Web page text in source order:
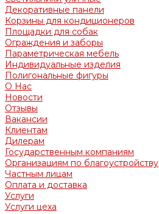
Декоративные панели
Корзины для кондиционеров
Площадки для собак
Ограждения и заборы
Параметрическая мебель
Индивидуальные изделия
Полигональные фигуры
О Нас
Новости
Отзывы
Вакансии
Клиентам
Дилерам
Государственным компаниям
Организациям по благоустройству
Частным лицам
Оплата и доставка
Услуги
Услуги цеха